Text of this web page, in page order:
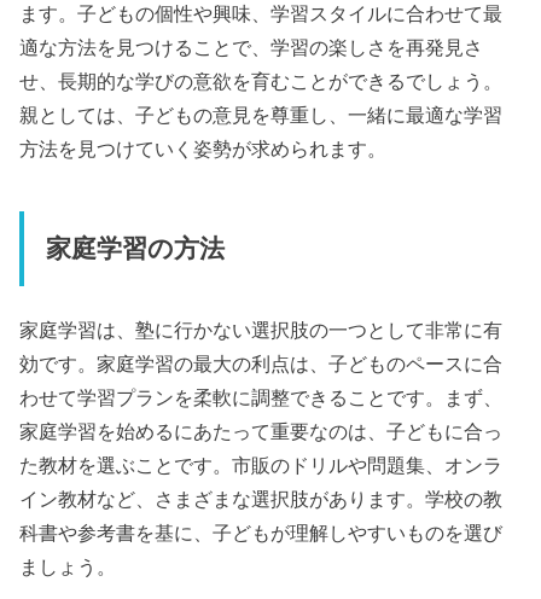
ます。子どもの個性や興味、学習スタイルに合わせて最
適な方法を見つけることで、学習の楽しさを再発見さ
せ、長期的な学びの意欲を育むことができるでしょう。
親としては、子どもの意見を尊重し、一緒に最適な学習
方法を見つけていく姿勢が求められます。
家庭学習の方法
家庭学習は、塾に行かない選択肢の一つとして非常に有
効です。家庭学習の最大の利点は、子どものペースに合
わせて学習プランを柔軟に調整できることです。まず、
家庭学習を始めるにあたって重要なのは、子どもに合っ
た教材を選ぶことです。市販のドリルや問題集、オンラ
イン教材など、さまざまな選択肢があります。学校の教
科書や参考書を基に、子どもが理解しやすいものを選び
ましょう。